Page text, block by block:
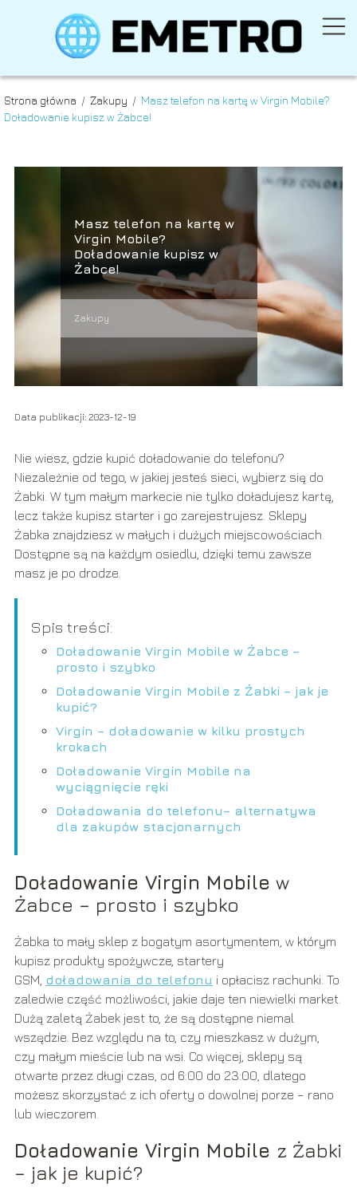
Strona główna / Zakupy / Masz telefon na kartę w Virgin Mobile?
Doładowanie kupisz w Żabce!
Masz telefon na kartę w
Virgin Mobile?
Doładowanie kupisz w
Żabce!
Zakupy
Data publikacji: 2023-12-19
Nie wiesz, gdzie kupić doładowanie do telefonu?
Niezależnie od tego, w jakiej jesteś sieci, wybierz się do
Żabki. W tym małym markecie nie tylko doładujesz kartę,
lecz także kupisz starter i go zarejestrujesz. Sklepy
Żabka znajdziesz w małych i dużych miejscowościach.
Dostępne są na każdym osiedlu, dzięki temu zawsze
masz je po drodze.
Spis treści:
Doładowanie Virgin Mobile w Żabce –
prosto i szybko
Doładowanie Virgin Mobile z Żabki – jak je
kupić?
Virgin – doładowanie w kilku prostych
krokach
Doładowanie Virgin Mobile na
wyciągnięcie ręki
Doładowania do telefonu– alternatywa
dla zakupów stacjonarnych
Doładowanie Virgin Mobile w
Żabce – prosto i szybko
Żabka to mały sklep z bogatym asortymentem, w którym
kupisz produkty spożywcze, startery
GSM, doładowania do telefonu i opłacisz rachunki. To
zaledwie część możliwości, jakie daje ten niewielki market.
Dużą zaletą Żabek jest to, że są dostępne niemal
wszędzie. Bez względu na to, czy mieszkasz w dużym,
czy małym mieście lub na wsi. Co więcej, sklepy są
otwarte przez długi czas, od 6:00 do 23:00, dlatego
możesz skorzystać z ich oferty o dowolnej porze – rano
lub wieczorem.
Doładowanie Virgin Mobile z Żabki
– jak je kupić?